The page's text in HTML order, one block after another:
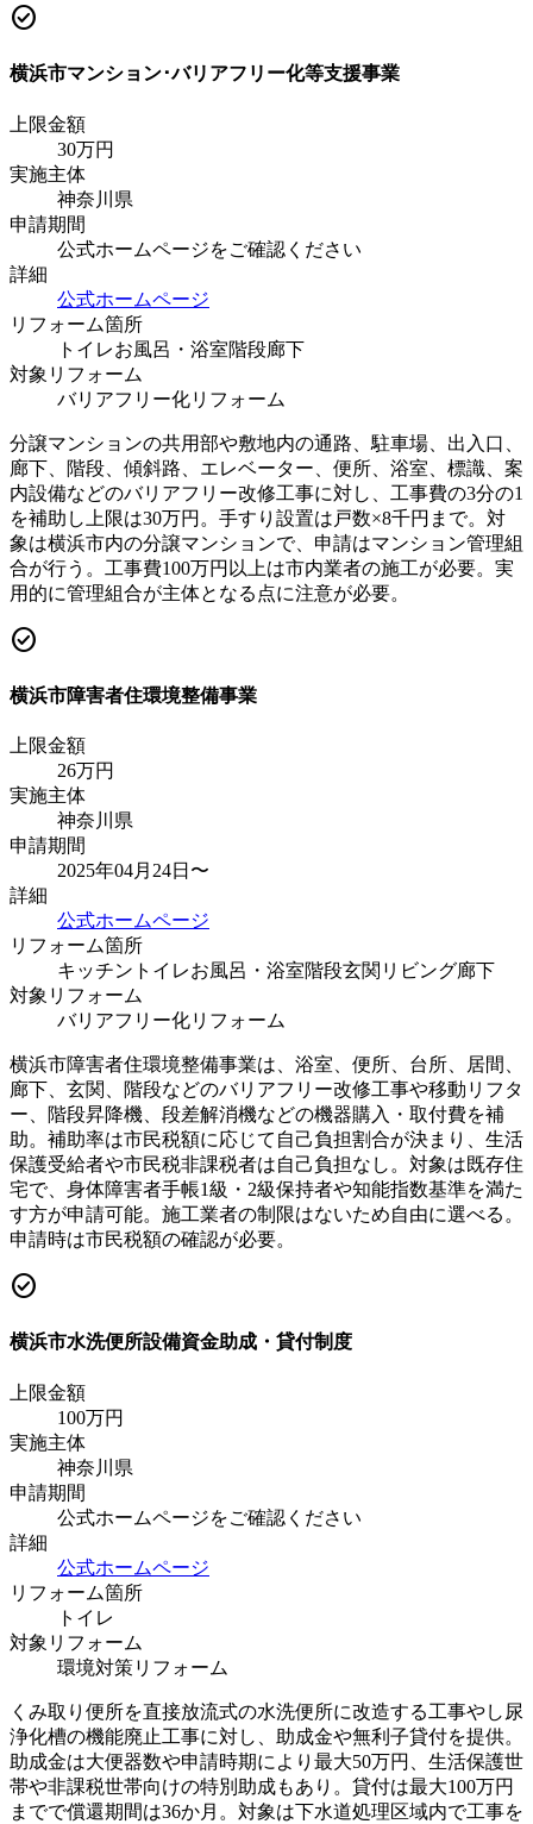
check_circle
横浜市マンション･バリアフリー化等支援事業
上限金額
30万円
実施主体
神奈川県
申請期間
公式ホームページをご確認ください
詳細
公式ホームページ
リフォーム箇所
トイレお風呂・浴室階段廊下
対象リフォーム
バリアフリー化リフォーム
分譲マンションの共用部や敷地内の通路、駐車場、出入口、
廊下、階段、傾斜路、エレベーター、便所、浴室、標識、案
内設備などのバリアフリー改修工事に対し、工事費の3分の1
を補助し上限は30万円。手すり設置は戸数×8千円まで。対
象は横浜市内の分譲マンションで、申請はマンション管理組
合が行う。工事費100万円以上は市内業者の施工が必要。実
用的に管理組合が主体となる点に注意が必要。
check_circle
横浜市障害者住環境整備事業
上限金額
26万円
実施主体
神奈川県
申請期間
2025年04月24日〜
詳細
公式ホームページ
リフォーム箇所
キッチン トイレお風呂・浴室階段玄関 リビング廊下
対象リフォーム
バリアフリー化リフォーム
横浜市障害者住環境整備事業は、浴室、便所、台所、居間、
廊下、玄関、階段などのバリアフリー改修工事や移動リフタ
ー、階段昇降機、段差解消機などの機器購入・取付費を補
助。補助率は市民税額に応じて自己負担割合が決まり、生活
保護受給者や市民税非課税者は自己負担なし。対象は既存住
宅で、身体障害者手帳1級・2級保持者や知能指数基準を満た
す方が申請可能。施工業者の制限はないため自由に選べる。
申請時は市民税額の確認が必要。
check_circle
横浜市水洗便所設備資金助成・貸付制度
上限金額
100万円
実施主体
神奈川県
申請期間
公式ホームページをご確認ください
詳細
公式ホームページ
リフォーム箇所
トイレ
対象リフォーム
環境対策リフォーム
くみ取り便所を直接放流式の水洗便所に改造する工事やし尿
浄化槽の機能廃止工事に対し、助成金や無利子貸付を提供。
助成金は大便器数や申請時期により最大50万円、生活保護世
帯や非課税世帯向けの特別助成もあり。貸付は最大100万円
までで償還期間は36か月。対象は下水道処理区域内で工事を